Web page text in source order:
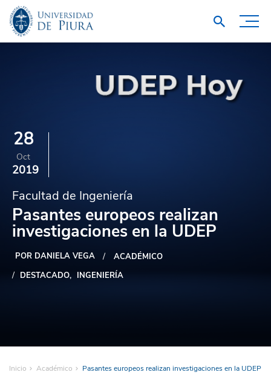
28
Oct
2019
Facultad de Ingeniería
Pasantes europeos realizan
investigaciones en la UDEP
POR DANIELA VEGA
ACADÉMICO
DESTACADO
INGENIERÍA
Inicio Académico Pasantes europeos realizan investigaciones en la UDEP